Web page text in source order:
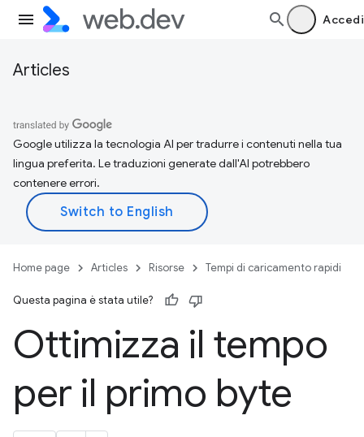
Accedi
Articles
Google utilizza la tecnologia AI per tradurre i contenuti nella tua
lingua preferita. Le traduzioni generate dall'AI potrebbero
contenere errori.
Home page Articles Risorse Tempi di caricamento rapidi
Questa pagina è stata utile?
Ottimizza il tempo
per il primo byte